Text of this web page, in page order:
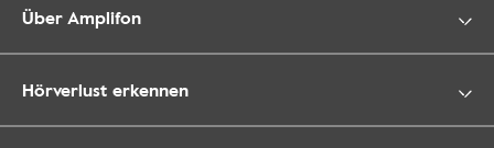
Über Amplifon
Hörverlust erkennen